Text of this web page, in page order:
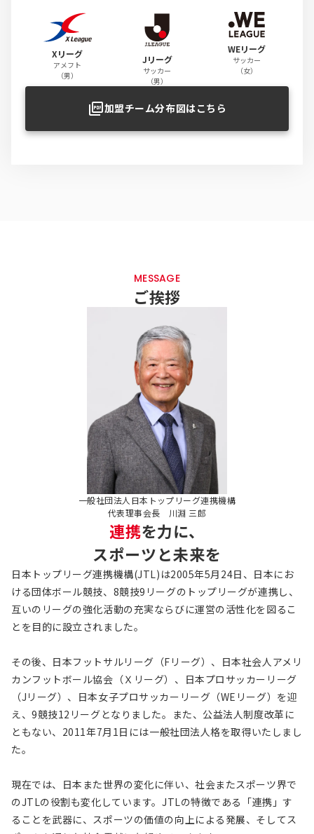
Xリーグ
アメフト
（男）
Jリーグ
サッカー
（男）
WEリーグ
サッカー
（女）
加盟チーム分布図はこちら
MESSAGE
ご挨拶
一般社団法人日本トップリーグ連携機構
代表理事会長 川淵 三郎
連携を力に、
スポーツと未来を
日本トップリーグ連携機構(JTL)は2005年5月24日、日本にお
ける団体ボール競技、8競技9リーグのトップリーグが連携し、
互いのリーグの強化活動の充実ならびに運営の活性化を図るこ
とを目的に設立されました。
その後、日本フットサルリーグ（Fリーグ）、日本社会人アメリ
カンフットボール協会（Ｘリーグ）、日本プロサッカーリーグ
（Jリーグ）、日本女子プロサッカーリーグ（WEリーグ）を迎
え、9競技12リーグとなりました。また、公益法人制度改革に
ともない、2011年7月1日には一般社団法人格を取得いたしまし
た。
現在では、日本また世界の変化に伴い、社会またスポーツ界で
のJTLの役割も変化しています。JTLの特徴である「連携」す
ることを武器に、スポーツの価値の向上による発展、そしてス